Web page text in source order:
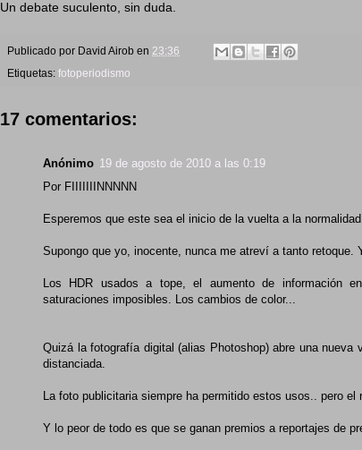
Un debate suculento, sin duda.
Publicado por David Airob en 23:36
Etiquetas: fotoperiodismo
17 comentarios:
Anónimo 19 de agosto de 2010 a las 0:19
Por FIIIIIIINNNNN
Esperemos que este sea el inicio de la vuelta a la
Supongo que yo, inocente, nunca me atreví a tanto
Los HDR usados a tope, el aumento de información
saturaciones imposibles. Los cambios de color...
Quizá la fotografía digital (alias Photoshop) abre una nueva
distanciada.
La foto publicitaria siempre ha permitido estos usos.. pero el
Y lo peor de todo es que se ganan premios a reportajes de